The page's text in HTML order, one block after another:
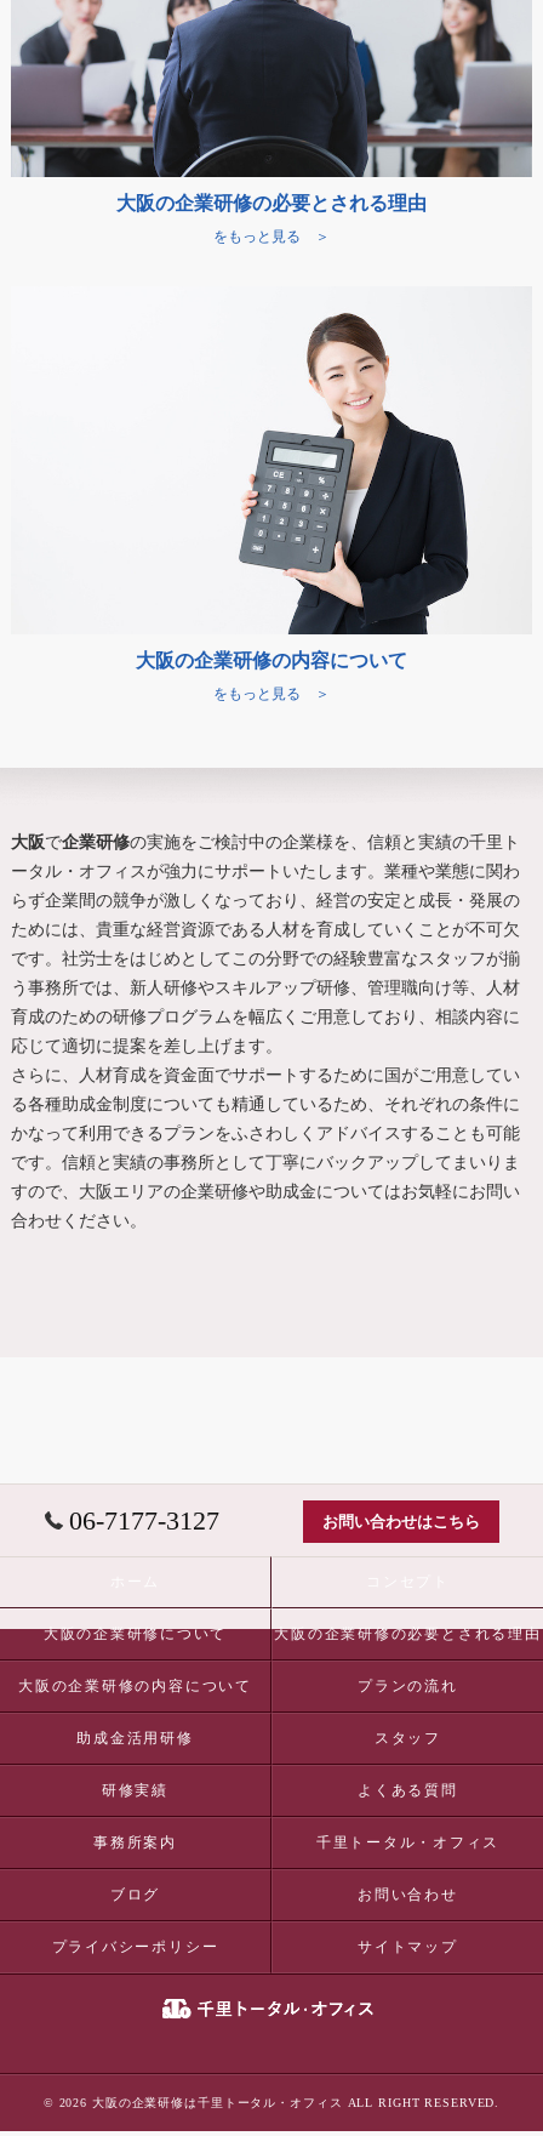
大阪の企業研修の必要とされる理由
をもっと見る ＞
大阪の企業研修の内容について
をもっと見る ＞
大阪で企業研修の実施をご検討中の企業様を、信頼と実績の千里ト
ータル・オフィスが強力にサポートいたします。業種や業態に関わ
らず企業間の競争が激しくなっており、経営の安定と成長・発展の
ためには、貴重な経営資源である人材を育成していくことが不可欠
です。社労士をはじめとしてこの分野での経験豊富なスタッフが揃
う事務所では、新人研修やスキルアップ研修、管理職向け等、人材
育成のための研修プログラムを幅広くご用意しており、相談内容に
応じて適切に提案を差し上げます。
さらに、人材育成を資金面でサポートするために国がご用意してい
る各種助成金制度についても精通しているため、それぞれの条件に
かなって利用できるプランをふさわしくアドバイスすることも可能
です。信頼と実績の事務所として丁寧にバックアップしてまいりま
すので、 大阪 エリアの企業研修や助成金についてはお気軽にお問い
合わせください。
06-7177-3127 お問い合わせはこちら
大阪の企業研修について 大阪の企業研修の必要とされる理由
大阪の企業研修の内容について プランの流れ
助成金活用研修 スタッフ
研修実績 よくある質問
事務所案内 千里トータル・オフィス
ブログ お問い合わせ
プライバシーポリシー サイトマップ
© 2026 大阪の企業研修は千里トータル・オフィス ALL RIGHT RESERVED.